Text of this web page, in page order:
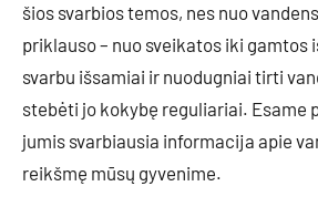
šios svarbios temos, nes nuo
priklauso – nuo sveikatos iki gamtos
svarbu išsamiai ir nuodugniai tirti
stebėti jo kokybę reguliariai. Esame
jumis svarbiausia informacija apie
reikšmę mūsų gyvenime.